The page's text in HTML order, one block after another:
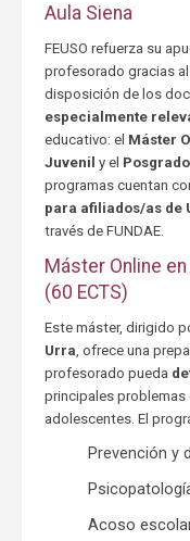
Aula Siena
FEUSO refuerza su
profesorado gracias
disposición de los
especialmente
educativo: el Máster
Juvenil y el
programas cuentan
para afiliados/as de
través de FUNDAE.
Máster Online
(60 ECTS)
Este máster, dirigido
Urra , ofrece una
profesorado pueda
principales problemas
adolescentes. El
Prevención y
Acoso